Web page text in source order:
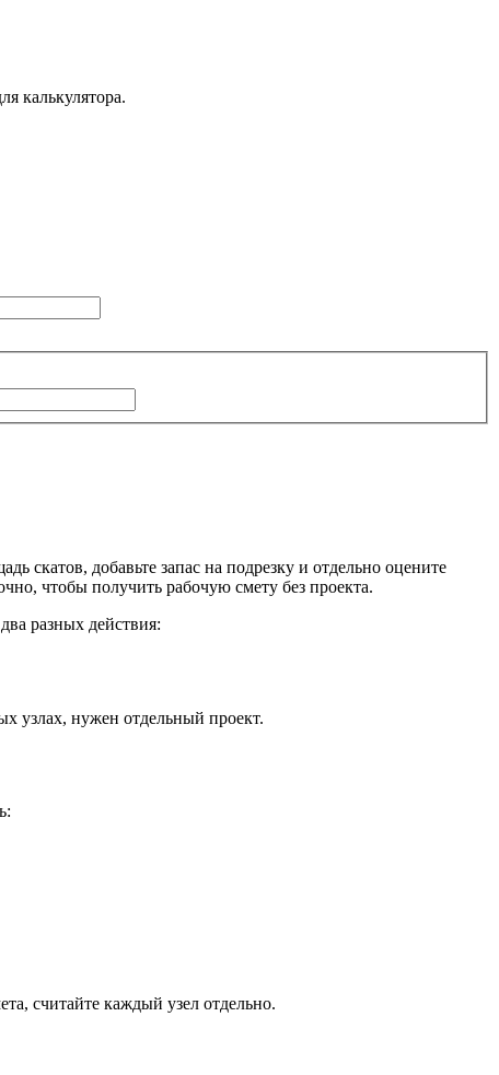
калькулятора.
скатов, добавьте запас на подрезку и отдельно оцените
чтобы получить рабочую смету без проекта.
разных действия:
узлах, нужен отдельный проект.
считайте каждый узел отдельно.